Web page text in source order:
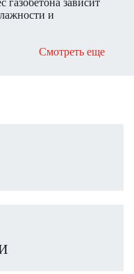
газобетона зависит
и
Смотреть еще